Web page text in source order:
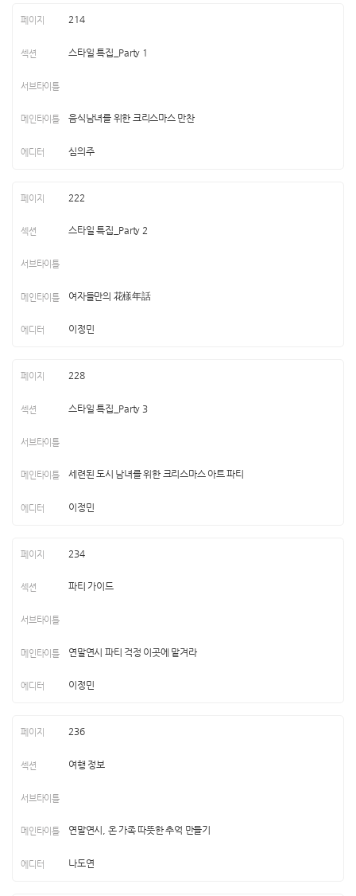
214
스타일 특집_Party 1
음식남녀를 위한 크리스마스 만찬
심의주
222
스타일 특집_Party 2
여자들만의 花樣年話
이정민
228
스타일 특집_Party 3
세련된 도시 남녀를 위한 크리스마스 아트 파티
이정민
234
파티 가이드
연말연시 파티 걱정 이곳에 맡겨라
이정민
236
여행 정보
연말연시, 온 가족 따뜻한 추억 만들기
나도연